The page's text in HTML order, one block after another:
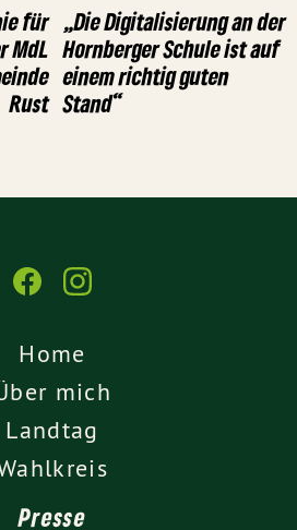
für
MdL
Rust
„Die Digitalisierung an der
Hornberger Schule ist auf
einem richtig guten
Stand“
Home
mich
Landtag
Presse